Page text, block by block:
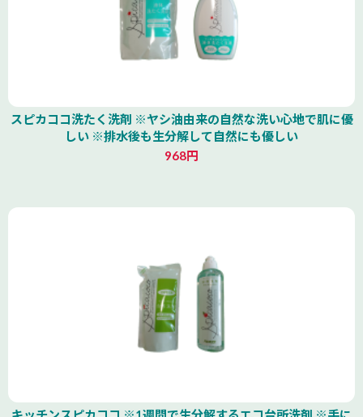
スピカココ洗たく洗剤 ※ヤシ油由来の自然な洗い心地で肌に優
しい ※排水後も生分解して自然にも優しい
968円